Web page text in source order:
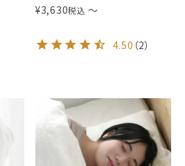
¥3,630税込 〜
4.50 （2）